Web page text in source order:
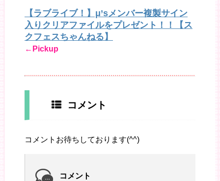
【ラブライブ！】μ’sメンバー複製サイン
入りクリアファイルをプレゼント！！【ス
クフェスちゃんねる】
←Pickup
コメント
コメントお待ちしております(^^)
コメント